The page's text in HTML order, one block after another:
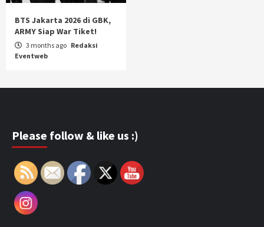
BTS Jakarta 2026 di GBK,
ARMY Siap War Tiket!
3 months ago Redaksi
Eventweb
Please follow & like us :)